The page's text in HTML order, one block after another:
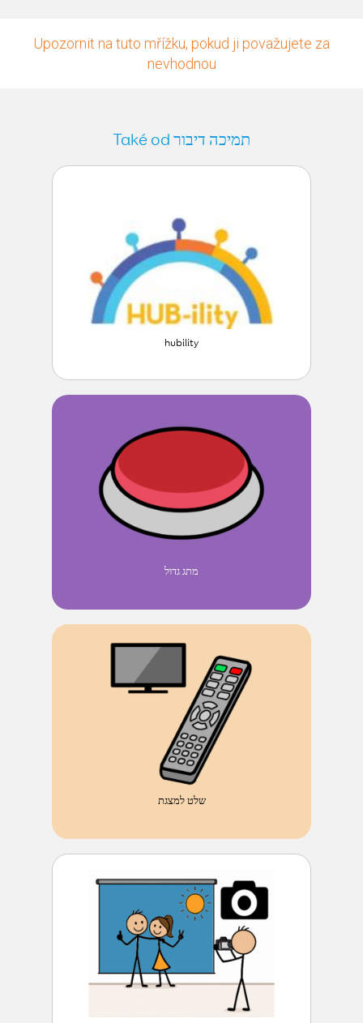
Upozornit na tuto mřížku, pokud ji považujete za
nevhodnou
Také od תמיכה דיבור
hubility
מתג גדול
שלט למצגת